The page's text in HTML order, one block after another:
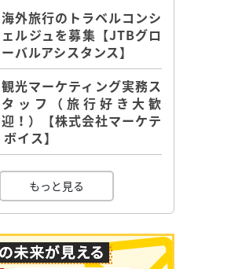
海外旅行のトラベルコンシ
ェルジュを募集【JTBグロ
ーバルアシスタンス】
観光マーケティング実務ス
タッフ（旅行好き大歓
迎！）【株式会社マーケテ
イス】
もっと見る